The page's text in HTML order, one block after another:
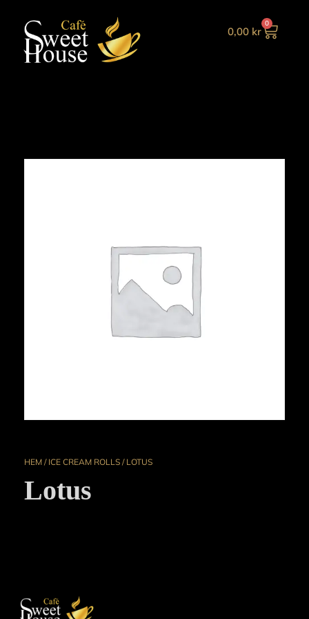
0,00 kr
0
HEM / ICE CREAM ROLLS / LOTUS
Lotus